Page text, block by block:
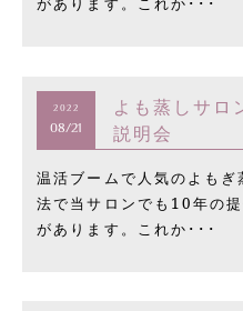
2022
08/21
よも蒸しサロ
説明会
温活ブームで人気のよも
法で当サロンでも10年の
があります。これか･･･